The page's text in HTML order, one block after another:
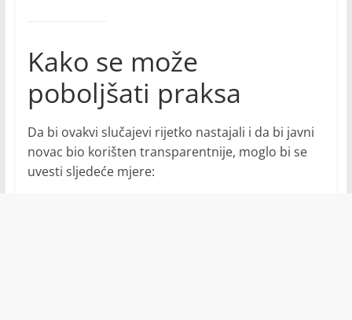
Kako se može
poboljšati praksa
Da bi ovakvi slučajevi rijetko nastajali i da bi javni
novac bio korišten transparentnije, moglo bi se
uvesti sljedeće mjere: